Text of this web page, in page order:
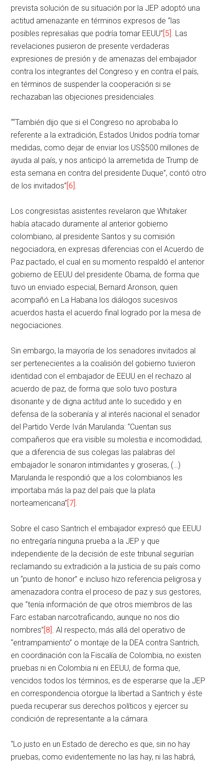
prevista solución de su situación por la JEP adoptó una
actitud amenazante en términos expresos de “las
posibles represalias que podría tomar EEUU”[5]. Las
revelaciones pusieron de presente verdaderas
expresiones de presión y de amenazas del embajador
contra los integrantes del Congreso y en contra el país,
en términos de suspender la cooperación si se
rechazaban las objeciones presidenciales.
““También dijo que si el Congreso no aprobaba lo
referente a la extradición, Estados Unidos podría tomar
medidas, como dejar de enviar los US$500 millones de
ayuda al país, y nos anticipó la arremetida de Trump de
esta semana en contra del presidente Duque”, contó otro
de los invitados”[6].
Los congresistas asistentes revelaron que Whitaker
había atacado duramente al anterior gobierno
colombiano, al presidente Santos y su comisión
negociadora, en expresas diferencias con el Acuerdo de
Paz pactado, el cual en su momento respaldó el anterior
gobierno de EEUU del presidente Obama, de forma que
tuvo un enviado especial, Bernard Aronson, quien
acompañó en La Habana los diálogos sucesivos
acuerdos hasta el acuerdo final logrado por la mesa de
negociaciones.
Sin embargo, la mayoría de los senadores invitados al
ser pertenecientes a la coalisión del gobierno tuvieron
identidad con el embajador de EEUU en el rechazo al
acuerdo de paz, de forma que solo tuvo postura
disonante y de digna actitud ante lo sucedido y en
defensa de la soberanía y al interés nacional el senador
del Partido Verde Iván Marulanda: “Cuentan sus
compañeros que era visible su molestia e incomodidad,
que a diferencia de sus colegas las palabras del
embajador le sonaron intimidantes y groseras, (…)
Marulanda le respondió que a los colombianos les
importaba más la paz del país que la plata
norteamericana”[7].
Sobre el caso Santrich el embajador expresó que EEUU
no entregaría ninguna prueba a la JEP y que
independiente de la decisión de este tribunal seguirían
reclamando su extradición a la justicia de su país como
un “punto de honor” e incluso hizo referencia peligrosa y
amenazadora contra el proceso de paz y sus gestores,
que “tenía información de que otros miembros de las
Farc estaban narcotraficando, aunque no nos dio
nombres”[8]. Al respecto, más allá del operativo de
“entrampamiento” o montaje de la DEA contra Santrich,
en coordinación con la Fiscalía de Colombia, no existen
pruebas ni en Colombia ni en EEUU, de forma que,
vencidos todos los términos, es de esperarse que la JEP
en correspondencia otorgue la libertad a Santrich y éste
pueda recuperar sus derechos políticos y ejercer su
condición de representante a la cámara.
“Lo justo en un Estado de derecho es que, sin no hay
pruebas, como evidentemente no las hay, ni las habrá,